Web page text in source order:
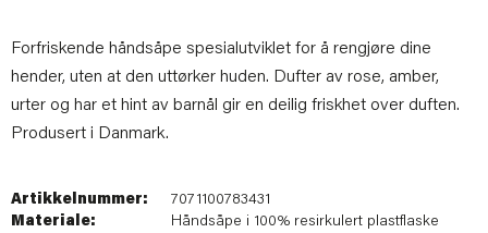
Forfriskende håndsåpe spesialutviklet for å rengjøre dine
hender, uten at den uttørker huden. Dufter av rose, amber,
urter og har et hint av barnål gir en deilig friskhet over duften.
Produsert i Danmark.
Artikkelnummer:
7071100783431
Materiale:
Håndsåpe i 100% resirkulert plastflaske